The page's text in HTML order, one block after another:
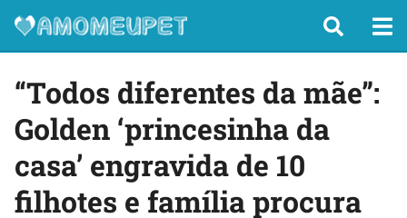
“Todos diferentes da mãe”:
Golden ‘princesinha da
casa’ engravida de 10
filhotes e família procura